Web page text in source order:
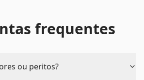
frequentes
ou peritos?